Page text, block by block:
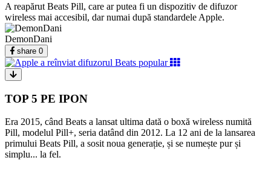
A reapărut Beats Pill, care ar putea fi un dispozitiv de difuzor
wireless mai accesibil, dar numai după standardele Apple.
DemonDani
share 0
TOP 5 PE IPON
Era 2015, când Beats a lansat ultima dată o boxă wireless numită
Pill, modelul Pill+, seria datând din 2012. La 12 ani de la lansarea
primului Beats Pill, a sosit noua generație, și se numește pur și
simplu... la fel.